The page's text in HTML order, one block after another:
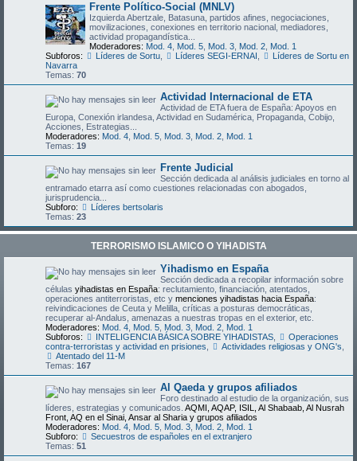
Frente Político-Social (MNLV)
Izquierda Abertzale, Batasuna, partidos afines, negociaciones,
movilizaciones, conexiones en territorio nacional, mediadores,
actividad propagandística...
Moderadores: Mod. 4 Mod. 5 Mod. 3 Mod. 2 Mod. 1
Subforos:
Líderes de Sortu, Líderes SEGI-ERNAI
Líderes de Sortu en
Navarra
Temas: 70
Actividad Internacional de ETA
Actividad de ETA fuera de España: Apoyos en
Europa, Conexión irlandesa, Actividad en Sudamérica, Propaganda, Cobijo,
Acciones, Estrategias...
Moderadores: Mod. 4 Mod. 5 Mod. 3 Mod. 2 Mod. 1
Temas: 19
Frente Judicial
Sección dedicada al análisis judiciales en torno al
entramado etarra así como cuestiones relacionadas con abogados,
jurisprudencia...
Subforo:
Líderes bertsolaris
Temas: 23
TERRORISMO ISLAMICO O YIHADISTA
Yihadismo en España
Sección dedicada a recopilar información sobre
células yihadistas en España: reclutamiento, financiación, atentados,
operaciones antiterroristas, etc y menciones yihadistas hacia España:
reivindicaciones de Ceuta y Melilla, críticas a posturas democráticas,
recuperar al-Andalus, amenazas a nuestras tropas en el exterior, etc.
Moderadores: Mod. 4 Mod. 5 Mod. 3 Mod. 2 Mod. 1
Subforos:
INTELIGENCIA BÁSICA SOBRE YIHADISTAS,
Operaciones
contra-terroristas y actividad en prisiones
Actividades religiosas y ONG's
Atentado del 11-M
Temas: 167
Al Qaeda y grupos afiliados
Foro destinado al estudio de la organización, sus
líderes, estrategias y comunicados. AQMI, AQAP, ISIL, Al Shabaab, Al Nusrah
Front, AQ en el Sinai, Ansar al Sharia y grupos afiliados
Moderadores: Mod. 4 Mod. 5 Mod. 3 Mod. 2 Mod. 1
Subforo:
Secuestros de españoles en el extranjero
Temas: 51